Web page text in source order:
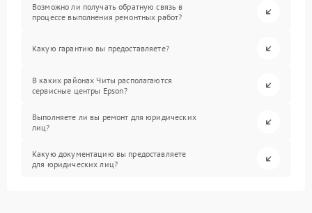
Возможно ли получать обратную связь в
процессе выполнения ремонтных работ?
Какую гарантию вы предоставляете?
В каких районах Читы располагаются
сервисные центры Epson?
Выполняете ли вы ремонт для юридических
лиц?
Какую документацию вы предоставляете
для юридических лиц?